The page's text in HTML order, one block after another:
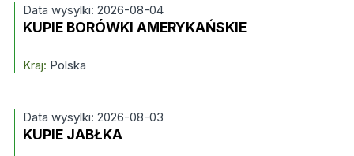
Data wysylki: 2026-08-04
KUPIE BORÓWKI AMERYKAŃSKIE
Kraj: Polska
Data wysylki: 2026-08-03
KUPIE JABŁKA